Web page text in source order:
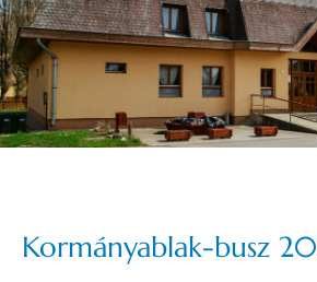
Kormányablak-busz